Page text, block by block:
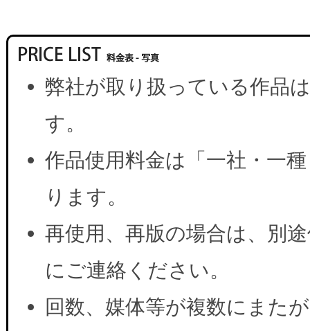
弊社が取り扱っている作品
す。
作品使用料金は「一社・一
ります。
再使用、再版の場合は、別
にご連絡ください。
回数、媒体等が複数にまた